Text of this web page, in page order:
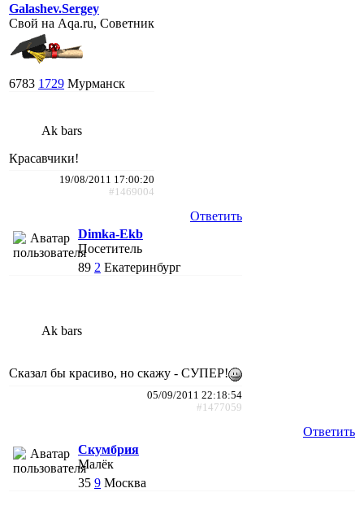
Galashev.Sergey
Свой на Aqa.ru, Советник
6783 1729 Мурманск
Ak bars
Красавчики!
19/08/2011 17:00:20
#1469004
Ответить
Dimka-Ekb
Посетитель
89 2 Екатеринбург
Ak bars
Сказал бы красиво, но скажу - СУПЕР!
05/09/2011 22:18:54
#1477059
Ответить
Скумбрия
Малёк
35 9 Москва